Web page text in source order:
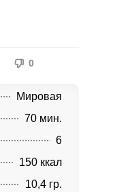
0
Мировая
70 мин.
6
150 ккал
10,4 гр.